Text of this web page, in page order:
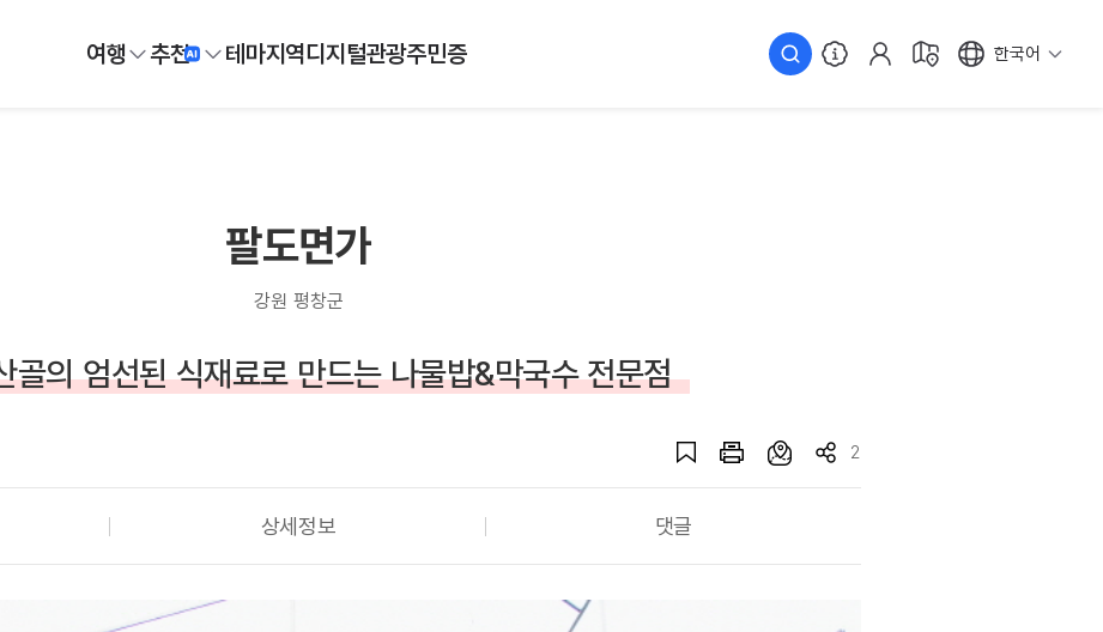
여행 추천 테마지역디지털관광주민증 한국어
팔도면가
강원 평창군
골의 엄선된 식재료로 만드는 나물밥&막국수 전문점
2
상세정보 댓글